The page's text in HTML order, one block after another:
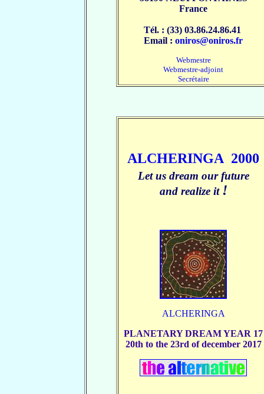
France
Tél. : (33) 03.86.24.86.41
Email : oniros@oniros.fr
Webmestre
Webmestre-adjoint
Secrétaire
ALCHERINGA 2000
Let us dream our future
and realize it !
ALCHERINGA
PLANETARY DREAM YEAR 17
20th to the 23rd of december 2017